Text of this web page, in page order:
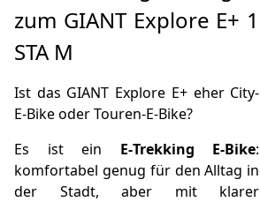
zum GIANT Explore E+ 1
STA M
Ist das GIANT Explore E+ eher City-
E‑Bike oder Touren-E‑Bike?
Es ist ein E‑Trekking E‑Bike:
komfortabel genug für den Alltag in
der Stadt, aber mit klarer